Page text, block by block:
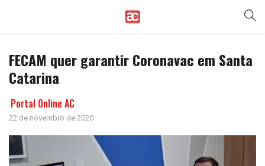
FECAM quer garantir Coronavac em Santa
Catarina
Portal Online AC
22 de novembro de 2020